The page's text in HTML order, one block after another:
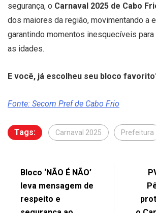
segurança, o Carnaval 2025 de Cabo
dos maiores da região, movimentando a
garantindo momentos inesquecíveis
as idades.
E você, já escolheu seu bloco
Fonte: Secom Pref de Cabo Frio
Tags: Carnaval 2025 Prefeitura
Bloco ‘NÃO É NÃO’
leva mensagem de
respeito e